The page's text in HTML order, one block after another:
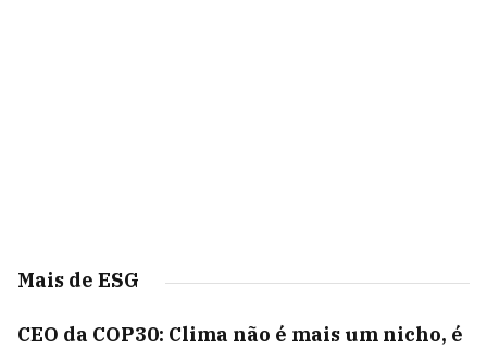
Mais de ESG
CEO da COP30: Clima não é mais um nicho, é